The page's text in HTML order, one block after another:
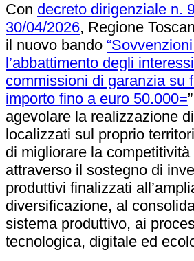
Con decreto dirigenziale n.
30/04/2026, Regione
il nuovo bando
l’abbattimento degli
commissioni di garanzia su
importo fino a euro 50.000=
agevolare la realizzazione
localizzati sul proprio
di migliorare la
attraverso il sostegno di
produttivi finalizzati
diversificazione, al
sistema produttivo, ai
tecnologica, digitale ed